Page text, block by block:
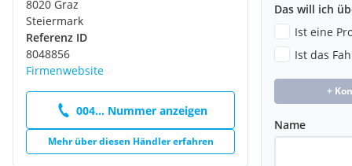
Reifenreparatur-Set
Schubfach Beifahrerseite
Seitenairbags vorne
Windowairbags vorne und hinten
Smartphone Halterung
Stoßfänger
Türgriffe und Abdeckungen Schiebetürschienen in
Tempopilot mit Geschwindigkeitsbegrenzer
Wärmeschutzverglasung grün
8020 Graz
Steiermark
Referenz ID
8048856
Firmenwebsite
004... Nummer anzeigen
Mehr über diesen Händler erfahren
Das will ich
Ist eine
Ist das
+
Name